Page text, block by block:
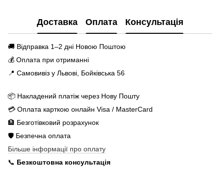
Доставка Оплата Консультація
🚚 Відправка 1–2 дні Новою Поштою
💰 Оплата при отриманні
📍 Самовивіз у Львові, Бойківська 56
📦 Накладений платіж через Нову Пошту
💳 Оплата карткою онлайн Visa / MasterCard
🏦 Безготівковий розрахунок
🛡️ Безпечна оплата
Більше інформації про оплату
📞 Безкоштовна консультація